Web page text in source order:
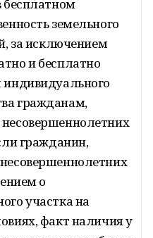
бесплатном
земельного
за исключением
и бесплатно
гражданам,
гражданин,
о
участка на
факт наличия у